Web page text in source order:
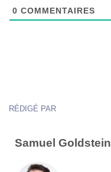
0 COMMENTAIRES
RÉDIGÉ PAR
Samuel Goldstein